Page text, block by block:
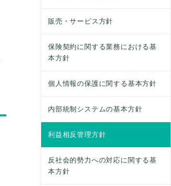
販売・サービス方針
保険契約に関する業務における基
本方針
個人情報の保護に関する基本方針
内部統制システムの基本方針
利益相反管理方針
反社会的勢力への対応に関する基
本方針